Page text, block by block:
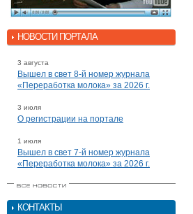
НОВОСТИ ПОРТАЛА
3 августа
Вышел в свет 8-й номер журнала
«Переработка молока» за 2026 г.
3 июля
О регистрации на портале
1 июля
Вышел в свет 7-й номер журнала
«Переработка молока» за 2026 г.
КОНТАКТЫ